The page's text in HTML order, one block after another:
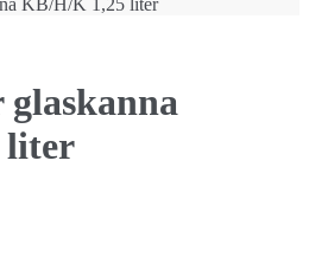
KB/H/K 1,25 liter
glaskanna
liter